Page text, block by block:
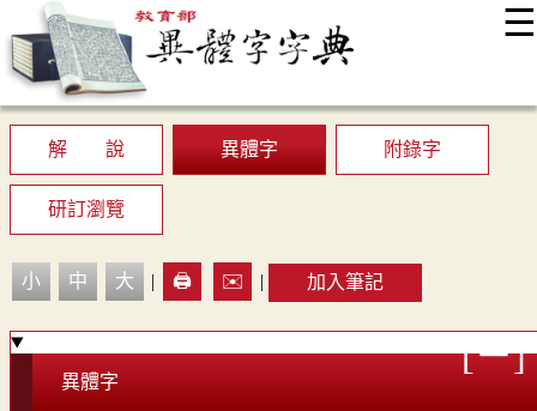
☰
最新消息
顯示模式
網站導覽
解 說
異體字 附錄字
研訂瀏覽
小 中 大 | 🖨️ ✉️ | 加入筆記
異體字